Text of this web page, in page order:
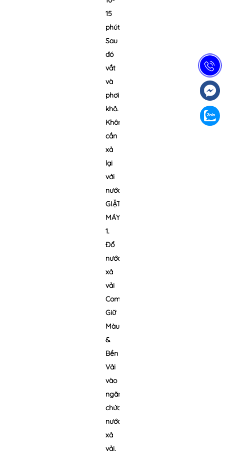
15
phút.
Sau
đó
vắt
và
phơi
khô.
Không
cần
xả
lại
với
nước
GIẶT
MÁY:
1.
Đổ
nước
xả
vải
Comfort
Giữ
Màu
&
Bền
Vải
vào
ngăn
chứa
nước
xả
vải.